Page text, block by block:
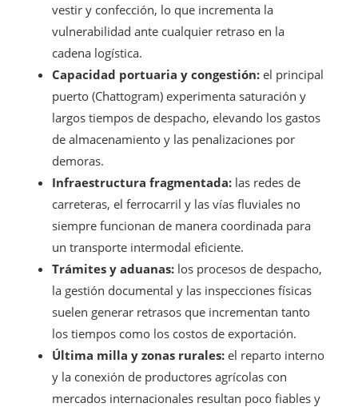
vestir y confección, lo que incrementa la
vulnerabilidad ante cualquier retraso en la
cadena logística.
Capacidad portuaria y congestión: el principal
puerto (Chattogram) experimenta saturación y
largos tiempos de despacho, elevando los gastos
de almacenamiento y las penalizaciones por
demoras.
Infraestructura fragmentada: las redes de
carreteras, el ferrocarril y las vías fluviales no
siempre funcionan de manera coordinada para
un transporte intermodal eficiente.
Trámites y aduanas: los procesos de despacho,
la gestión documental y las inspecciones físicas
suelen generar retrasos que incrementan tanto
los tiempos como los costos de exportación.
Última milla y zonas rurales: el reparto interno
y la conexión de productores agrícolas con
mercados internacionales resultan poco fiables y